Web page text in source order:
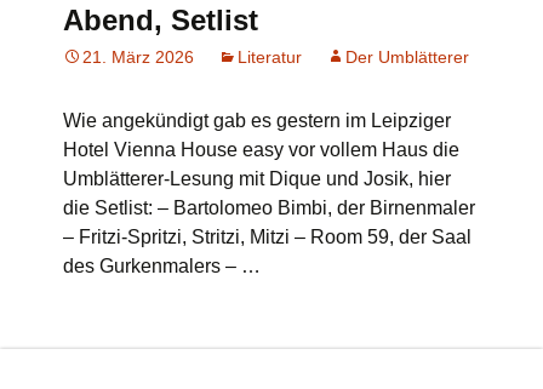
Abend, Setlist
21. März 2026 Literatur Der Umblätterer
Wie angekündigt gab es gestern im Leipziger
Hotel Vienna House easy vor vollem Haus die
Umblätterer-Lesung mit Dique und Josik, hier
die Setlist: – Bartolomeo Bimbi, der Birnenmaler
– Fritzi-Spritzi, Stritzi, Mitzi – Room 59, der Saal
des Gurkenmalers – …